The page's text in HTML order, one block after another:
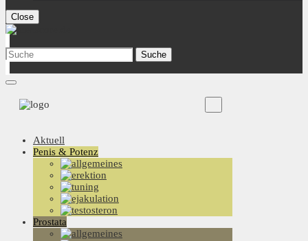
Close
Aktuell
Penis & Potenz
Prostata